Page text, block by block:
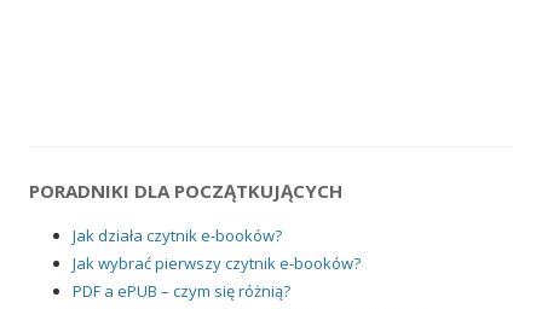
PORADNIKI DLA POCZĄTKUJĄCYCH
Jak działa czytnik e-booków?
Jak wybrać pierwszy czytnik e-booków?
PDF a ePUB – czym się różnią?